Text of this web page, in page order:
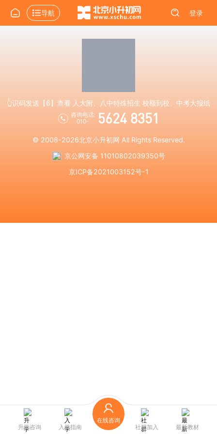
导航 登录
👆识码发送【6】查看 人大附、八中特殊招生 校额到校、中考大报纸
咨询电话:
010-
5624 8351
© 2008-2026北京小升初网 All Rights Reserved.
京公网安备 11010802039350号
京ICP备2021003152号-1
升学咨询 入学指南
在线咨询
社群加入
最新教材